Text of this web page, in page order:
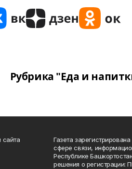
Рубрика "Еда и
Газета
сфере связи,
Республике
решения о регистрации: